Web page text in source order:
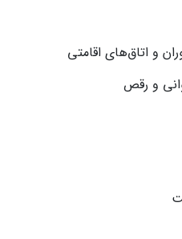
و اتاق‌های اقامتی
و رقص